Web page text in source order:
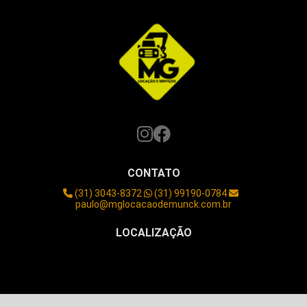
Transporte de maquinas agricolas
Transporte de maquinas e equipamentos
Transporte de maquinas graficas
Transporte de maquinas industriais
Transporte de máquinas pesadas
Locação de guindaste em contagem mg
Aluguel de guindaste em contagem
Aluguel guindastes betim
Guindaste para alugar em betim
Empresa de montagem industrial
CONTATO
(31) 3043-8372
(31) 99190-0784
paulo@mglocacaodemunck.com.br
LOCALIZAÇÃO